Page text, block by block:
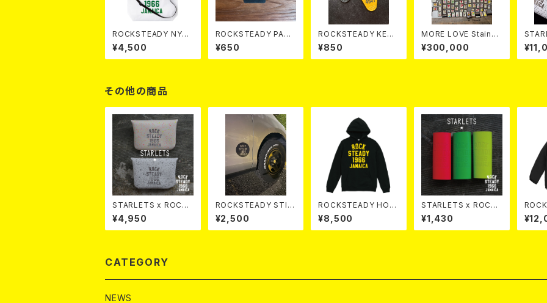
ROCKSTEADY NYL
ON BAG
¥4,500
ROCKSTEADY PAPE
R AIR FRESHNER
¥650
ROCKSTEADY KEYC
HAIN
¥850
MORE LOVE Stained
glass lampshade
¥300,000
TEADY Small
その他の商品
STARLETS x ROCKS
TEADY Multi Case S
PLASH
¥4,950
ROCKSTEADY STIC
KER
¥2,500
ROCKSTEADY HOO
DIE
¥8,500
STARLETS x ROCKS
TEADY Roll Band
¥1,430
CATEGORY
NEWS